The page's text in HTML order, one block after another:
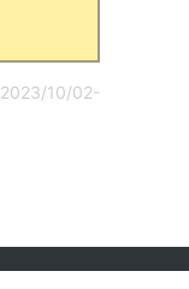
2023/10/02-